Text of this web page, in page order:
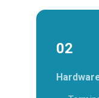
02